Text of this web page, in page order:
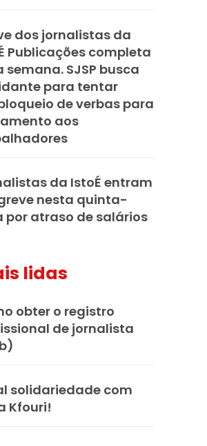
dos jornalistas da
Publicações completa
semana. SJSP busca
para tentar
de verbas para
aos
da IstoÉ entram
nesta quinta-
por atraso de salários
lidas
obter o registro
de jornalista
solidariedade com
Kfouri!